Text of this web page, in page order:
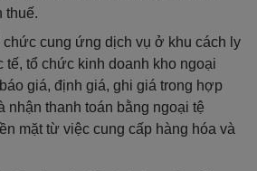
thuế.
cung ứng dịch vụ ở khu cách ly
tế, tổ chức kinh doanh kho ngoại
giá, định giá, ghi giá trong hợp
nhận thanh toán bằng ngoại tệ
mặt từ việc cung cấp hàng hóa và